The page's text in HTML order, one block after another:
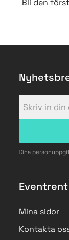
Dina
Eventrent
Mina sidor
Kontakta